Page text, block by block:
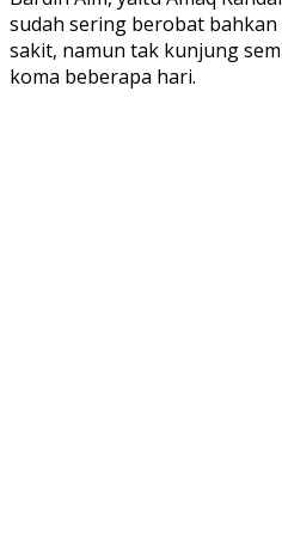
sudah sering berobat
sakit, namun tak kunjung
koma beberapa hari.